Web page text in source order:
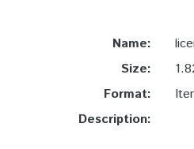
Name:
Size:
Format:
Description: